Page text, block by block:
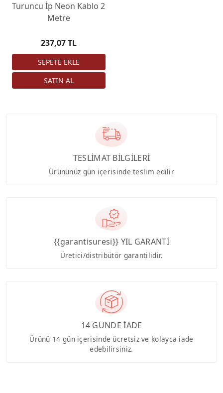
Turuncu İp Neon Kablo 2
Metre
237,07 TL
TESLİMAT BİLGİLERİ
Ürününüz gün içerisinde teslim edilir
{{garantisuresi}} YIL GARANTİ
Üretici/distribütör garantilidir.
14 GÜNDE İADE
Ürünü 14 gün içerisinde ücretsiz ve kolayca iade
edebilirsiniz.